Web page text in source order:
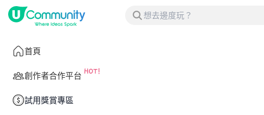
首頁
創作者合作平台
試用獎賞專區